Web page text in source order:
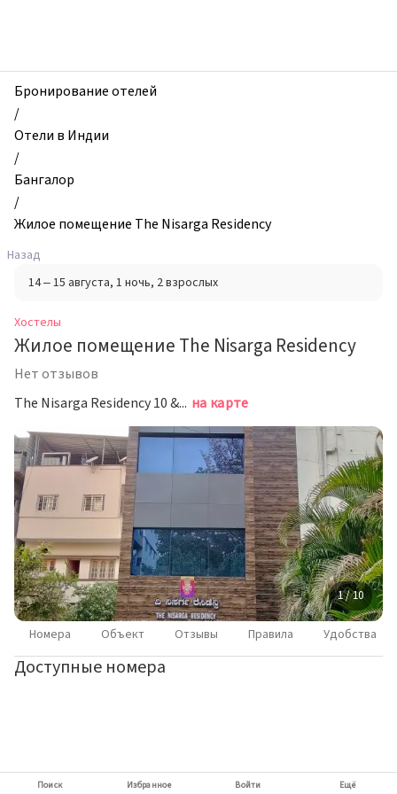
Жилое
помещение
The
Nisarga
Residency,
Бангалор,
Индия
Бронирование отелей
/
Отели в Индии
/
Бангалор
/
Жилое помещение The Nisarga Residency
Назад
14 – 15 августа, 1 ночь, 2 взрослых
Хостелы
Жилое помещение The Nisarga Residency
Нет отзывов
The Nisarga Residency 10 &11 Syno 20/2 Mei employees Housing colony , behind B B M P Office Bagalagunte, Бангалор на карте
1 / 10
Номера Объект Отзывы Правила Удобства
Доступные номера
Поиск Избранное Войти Ещё